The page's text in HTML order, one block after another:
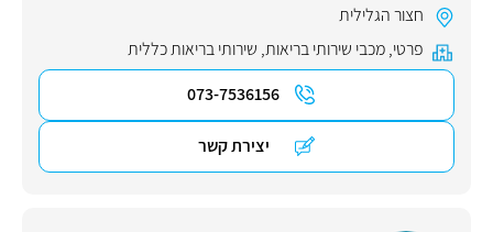
חצור הגלילית
פרטי,מכבי שירותי בריאות, שירותי בריאות כללית
073-7536156
יצירת קשר